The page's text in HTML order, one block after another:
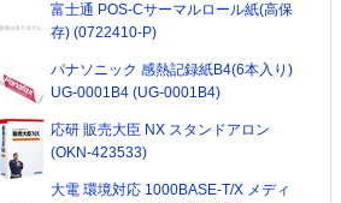
富士通 POS-Cサーマルロール紙(高保
存) (0722410-P)
パナソニック 感熱記録紙B4(6本入り)
UG-0001B4 (UG-0001B4)
応研 販売大臣 NX スタンドアロン
(OKN-423533)
大電 環境対応 1000BASE-T/X メディ